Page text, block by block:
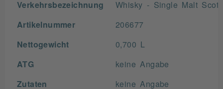
Verkehrsbezeichnung Whisky - Single Malt
Artikelnummer 206677
Nettogewicht 0,700 L
ATG keine Angabe
Zutaten keine Angabe